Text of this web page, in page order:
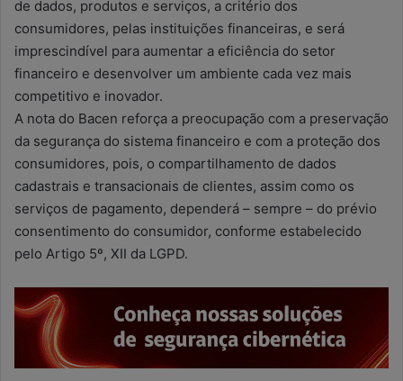
de dados, produtos e serviços, a critério dos
consumidores, pelas instituições financeiras, e será
imprescindível para aumentar a eficiência do setor
financeiro e desenvolver um ambiente cada vez mais
competitivo e inovador.
A nota do Bacen reforça a preocupação com a preservação
da segurança do sistema financeiro e com a proteção dos
consumidores, pois, o compartilhamento de dados
cadastrais e transacionais de clientes, assim como os
serviços de pagamento, dependerá – sempre – do prévio
consentimento do consumidor, conforme estabelecido
pelo Artigo 5º, XII da LGPD.